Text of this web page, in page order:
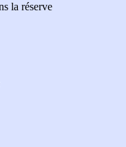
la réserve